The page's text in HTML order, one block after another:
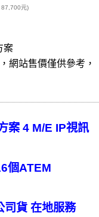
87,700元)
案
網站售價僅供參考，
案 4 M/E IP視訊
個ATEM
司貨 在地服務